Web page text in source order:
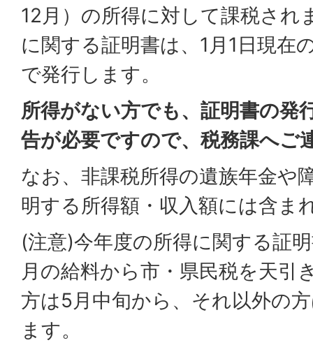
12月）の所得に対して課税され
に関する証明書は、1月1日現在
で発行します。
所得がない方でも、証明書の発
告が必要ですので、税務課へご
なお、非課税所得の遺族年金や
明する所得額・収入額には含ま
(注意)今年度の所得に関する証
月の給料から市・県民税を天引
方は5月中旬から、それ以外の
ます。